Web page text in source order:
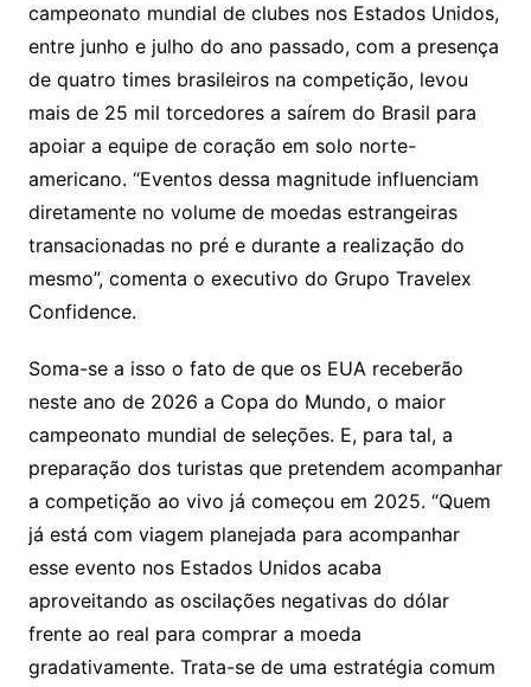
campeonato mundial de clubes nos Estados Unidos,
entre junho e julho do ano passado, com a presença
de quatro times brasileiros na competição, levou
mais de 25 mil torcedores a saírem do Brasil para
apoiar a equipe de coração em solo norte-
americano. “Eventos dessa magnitude influenciam
diretamente no volume de moedas estrangeiras
transacionadas no pré e durante a realização do
mesmo”, comenta o executivo do Grupo Travelex
Confidence.
Soma-se a isso o fato de que os EUA receberão
neste ano de 2026 a Copa do Mundo, o maior
campeonato mundial de seleções. E, para tal, a
preparação dos turistas que pretendem acompanhar
a competição ao vivo já começou em 2025. “Quem
já está com viagem planejada para acompanhar
esse evento nos Estados Unidos acaba
aproveitando as oscilações negativas do dólar
frente ao real para comprar a moeda
gradativamente. Trata-se de uma estratégia comum